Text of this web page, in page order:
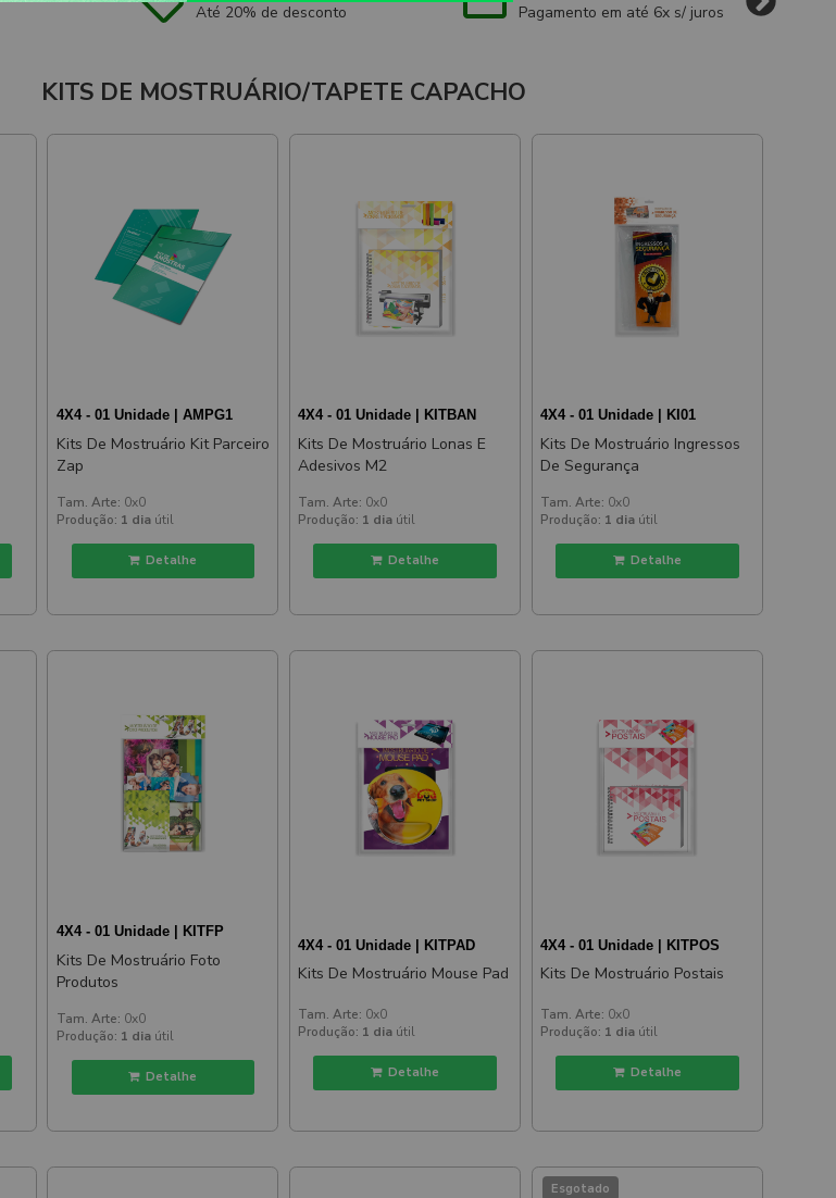
Até 20% de desconto Pagamento em até 6x s/ juros
KITS DE MOSTRUÁRIO/TAPETE CAPACHO
4X4 - 01 Unidade | AMPG1
Kits De Mostruário Kit Parceiro
Zap
Tam. Arte: 0x0
Produção: 1 dia útil
Detalhe
4X4 - 01 Unidade | KITBAN
Kits De Mostruário Lonas E
Adesivos M2
Tam. Arte: 0x0
Produção: 1 dia útil
Detalhe
4X4 - 01 Unidade | KI01
Kits De Mostruário Ingressos
De Segurança
Tam. Arte: 0x0
Produção: 1 dia útil
Detalhe
4X4 - 01 Unidade | KITFP
Kits De Mostruário Foto
Produtos
Tam. Arte: 0x0
Produção: 1 dia útil
Detalhe
4X4 - 01 Unidade | KITPAD
Kits De Mostruário Mouse Pad
Tam. Arte: 0x0
Produção: 1 dia útil
Detalhe
4X4 - 01 Unidade | KITPOS
Kits De Mostruário Postais
Tam. Arte: 0x0
Produção: 1 dia útil
Detalhe
Esgotado